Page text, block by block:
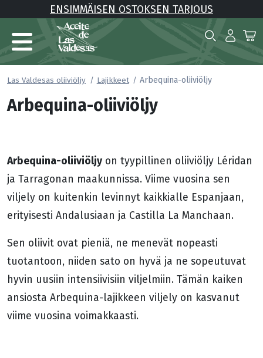
ENSIMMÄISEN OSTOKSEN TARJOUS
Las Valdesas oliiviöljy Lajikkeet Arbequina-oliiviöljy
Arbequina-oliiviöljy
Arbequina-oliiviöljy on tyypillinen oliiviöljy Léridan
ja Tarragonan maakunnissa. Viime vuosina sen
viljely on kuitenkin levinnyt kaikkialle Espanjaan,
erityisesti Andalusiaan ja Castilla La Manchaan.
Sen oliivit ovat pieniä, ne menevät nopeasti
tuotantoon, niiden sato on hyvä ja ne sopeutuvat
hyvin uusiin intensiivisiin viljelmiin. Tämän kaiken
ansiosta Arbequina-lajikkeen viljely on kasvanut
viime vuosina voimakkaasti.